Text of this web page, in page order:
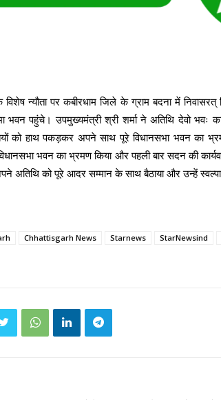
न्यौता पर कबीरधाम जिले के ग्राम बदना में निवासरत्
भवन पहुंचे। उपमुख्यमंत्री श्री शर्मा ने अतिथि देवो भवः
को हाथ पकड़कर अपने साथ पूरे विधानसभा भवन का
भवन का भ्रमण किया और पहली बार सदन की
अतिथि को पूरे आदर सम्मान के साथ बैठाया और उन्हें
Chhattisgarh News Starnews StarNewsind